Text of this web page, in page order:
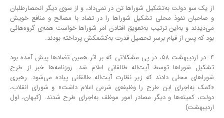
از یک سو دولت به‌تشکیل شوراها تن در نمی‌داد، و از سوی دیگر انحصارطلبان
و صاحبان نفوذ محلی تشکیل شوراها را در تضاد با مصالح و منافع خویش
می‌دیدند و به‌این ترتیب به‌تعویق افتادن امر شوراها خواست همه‌ی گروه‌هائی
بود که پس از قیام برسر تحصیل قدرت به‌کشمکش پرداخته بودند.
۴. در اردیبهشت ۵۸، در پی مشکلاتی که بر اثر همین تضادها پیش آمده بود
تشکیل شوراها توسط آیت‌اله طالقانی اعلام شد. روزنامه‌ها خبر از طرح
شوراهای محلی دادند که زیر نظارت آیت‌اله طالقانی پیاده می‌شود. رهبری
«کمک به‌اجرای این طرح را وظیفه‌ی شرعی اعلام داشت» و شورای انقلاب،
دولت، کمیته‌ها و دیگر مصادر امور موظف به‌اجرای طرح شدند. (کیهان، اول
اردیبهشت)